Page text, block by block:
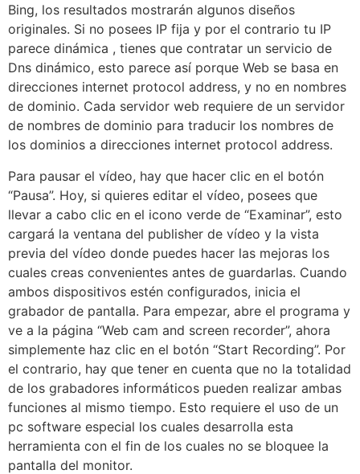
Bing, los resultados mostrarán algunos diseños
originales. Si no posees IP fija y por el contrario tu IP
parece dinámica , tienes que contratar un servicio de
Dns dinámico, esto parece así porque Web se basa en
direcciones internet protocol address, y no en nombres
de dominio. Cada servidor web requiere de un servidor
de nombres de dominio para traducir los nombres de
los dominios a direcciones internet protocol address.
Para pausar el vídeo, hay que hacer clic en el botón
“Pausa”. Hoy, si quieres editar el vídeo, posees que
llevar a cabo clic en el icono verde de “Examinar”, esto
cargará la ventana del publisher de vídeo y la vista
previa del vídeo donde puedes hacer las mejoras los
cuales creas convenientes antes de guardarlas. Cuando
ambos dispositivos estén configurados, inicia el
grabador de pantalla. Para empezar, abre el programa y
ve a la página “Web cam and screen recorder”, ahora
simplemente haz clic en el botón “Start Recording”. Por
el contrario, hay que tener en cuenta que no la totalidad
de los grabadores informáticos pueden realizar ambas
funciones al mismo tiempo. Esto requiere el uso de un
pc software especial los cuales desarrolla esta
herramienta con el fin de los cuales no se bloquee la
pantalla del monitor.